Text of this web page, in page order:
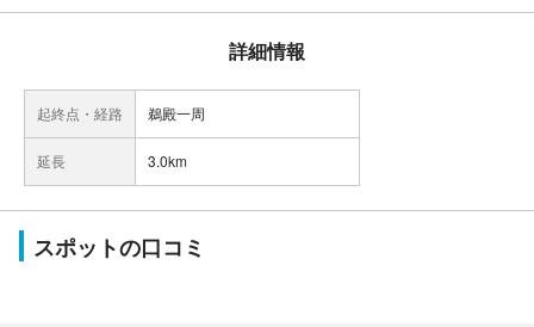
詳細情報
起終点・経路 鵜殿一周
延長 3.0km
スポットの口コミ